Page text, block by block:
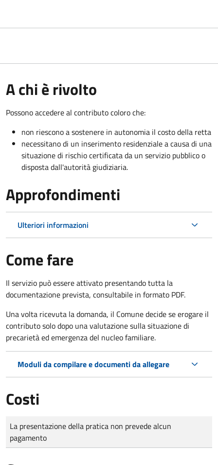
A chi è rivolto
Possono accedere al contributo coloro che:
non riescono a sostenere in autonomia il costo della retta
necessitano di un inserimento residenziale a causa di una
situazione di rischio certificata da un servizio pubblico o
disposta dall'autorità giudiziaria.
Approfondimenti
Ulteriori informazioni
Come fare
Il servizio può essere attivato presentando tutta la
documentazione prevista, consultabile in formato PDF.
Una volta ricevuta la domanda, il Comune decide se erogare il
contributo solo dopo una valutazione sulla situazione di
precarietà ed emergenza del nucleo familiare.
Moduli da compilare e documenti da allegare
Costi
Tipo di pagamento
Importo
La presentazione della pratica non prevede alcun
pagamento